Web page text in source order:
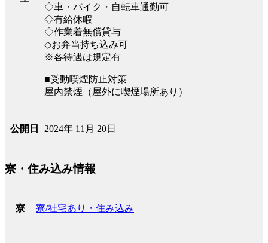
◇車・バイク・自転車通勤可
◇有給休暇
◇作業着無償貸与
◇お弁当持ち込み可
※各待遇は規定有
■受動喫煙防止対策
屋内禁煙（屋外に喫煙場所あり）
公開日 2024年 11月 20日
寮・住み込み情報
寮 寮/社宅あり・住み込み